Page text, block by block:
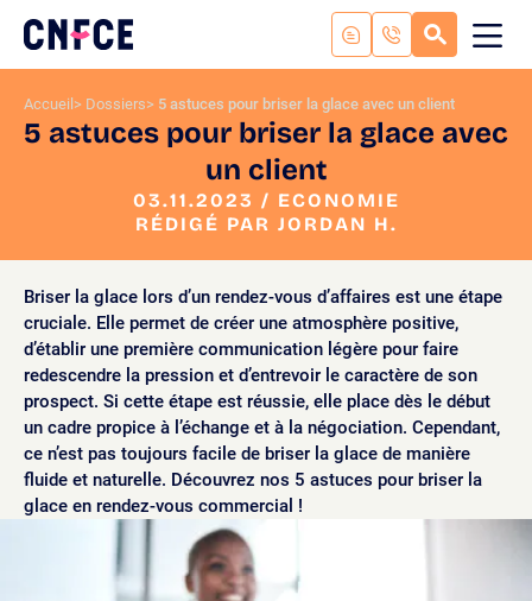
contenu
menu
Logo
site
Accueil Dossiers 5 astuces pour briser la glace avec un client
5 astuces pour briser la glace avec
un client
03.11.2023 / ECONOMIE
RÉDIGÉ PAR JORDAN H.
Briser la glace lors d’un rendez-vous d’affaires est une étape
cruciale. Elle permet de créer une atmosphère positive,
d’établir une première communication légère pour faire
redescendre la pression et d’entrevoir le caractère de son
prospect. Si cette étape est réussie, elle place dès le début
un cadre propice à l’échange et à la négociation. Cependant,
ce n’est pas toujours facile de briser la glace de manière
fluide et naturelle. Découvrez nos 5 astuces pour briser la
glace en rendez-vous commercial !